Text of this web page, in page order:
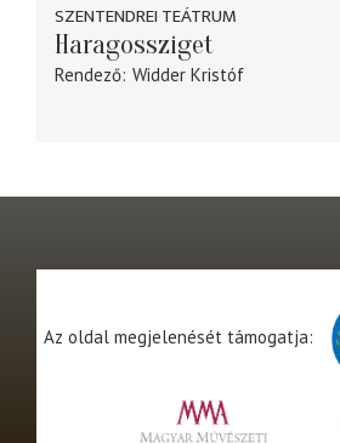
SZENTENDREI TEÁTRUM
Haragossziget
Rendező Widder Kristóf
Az oldal megjelenését támogatja: